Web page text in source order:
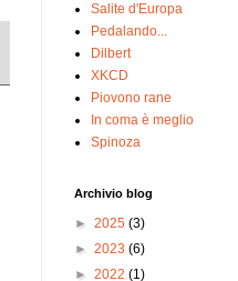
Salite d'Europa
Pedalando...
Dilbert
XKCD
Piovono rane
In coma è meglio
Spinoza
Archivio blog
► 2025 (3)
► 2023 (6)
► 2022 (1)